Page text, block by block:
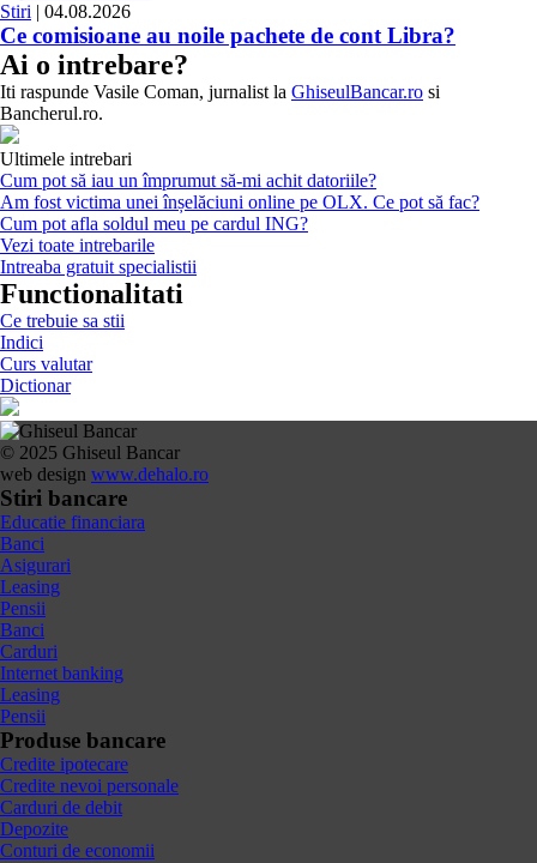
Stiri | 04.08.2026
Ce comisioane au noile pachete de cont Libra?
Ai o intrebare?
Iti raspunde Vasile Coman, jurnalist la GhiseulBancar.ro si
Bancherul.ro.
Ultimele intrebari
Cum pot să iau un împrumut să-mi achit datoriile?
Am fost victima unei înșelăciuni online pe OLX. Ce pot să fac?
Cum pot afla soldul meu pe cardul ING?
Vezi toate intrebarile
Intreaba gratuit specialistii
Functionalitati
Ce trebuie sa stii
Indici
Curs valutar
Dictionar
© 2025 Ghiseul Bancar
web design www.dehalo.ro
Stiri bancare
Educatie financiara
Banci
Asigurari
Leasing
Pensii
Banci
Carduri
Internet banking
Leasing
Pensii
Produse bancare
Credite ipotecare
Credite nevoi personale
Carduri de debit
Depozite
Conturi de economii